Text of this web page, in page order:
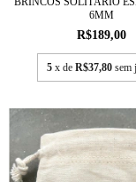
6MM
R$189,00
5 x de R$37,80 sem